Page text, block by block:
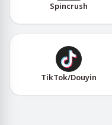
Spincrush
TikTok/Douyin